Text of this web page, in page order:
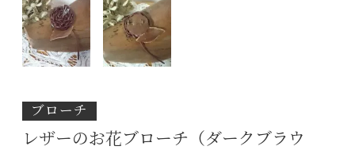
ブローチ
レザーのお花ブローチ（ダークブラウ